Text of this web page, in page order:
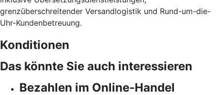
grenzüberschreitender Versandlogistik und Rund-um-die-
Uhr-Kundenbetreuung.
Konditionen
Das könnte Sie auch interessieren
Bezahlen im Online-Handel